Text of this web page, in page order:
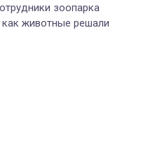
зоопарка
животные решали